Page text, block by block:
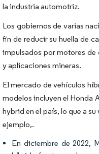
la industria automotriz.
Los gobiernos de varias
fin de reducir su huella de
impulsados por motores de
y aplicaciones mineras.
El mercado de vehículos
modelos incluyen el Honda
hybrid en el país, lo que a
ejemplo,.
En diciembre de 2022,